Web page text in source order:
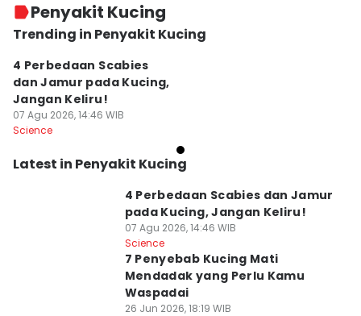
Penyakit Kucing
Trending in Penyakit Kucing
4 Perbedaan Scabies
dan Jamur pada Kucing,
Jangan Keliru!
07 Agu 2026, 14:46 WIB
Science
Latest in Penyakit Kucing
4 Perbedaan Scabies dan Jamur
pada Kucing, Jangan Keliru!
07 Agu 2026, 14:46 WIB
Science
7 Penyebab Kucing Mati
Mendadak yang Perlu Kamu
Waspadai
26 Jun 2026, 18:19 WIB